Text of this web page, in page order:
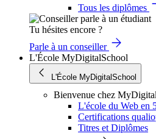
Tous les diplômes
Tu hésites encore ?
Parle à un conseiller
L'École MyDigitalSchool
L'École MyDigitalSchool
Bienvenue chez
L'école du Web en
Certifications
Titres et Diplômes